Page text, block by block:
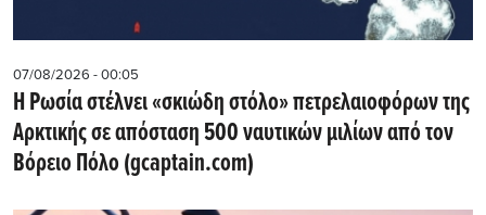
07/08/2026 - 00:05
Η Ρωσία στέλνει «σκιώδη στόλο» πετρελαιοφόρων της
Αρκτικής σε απόσταση 500 ναυτικών μιλίων από τον
Βόρειο Πόλο (gcaptain.com)